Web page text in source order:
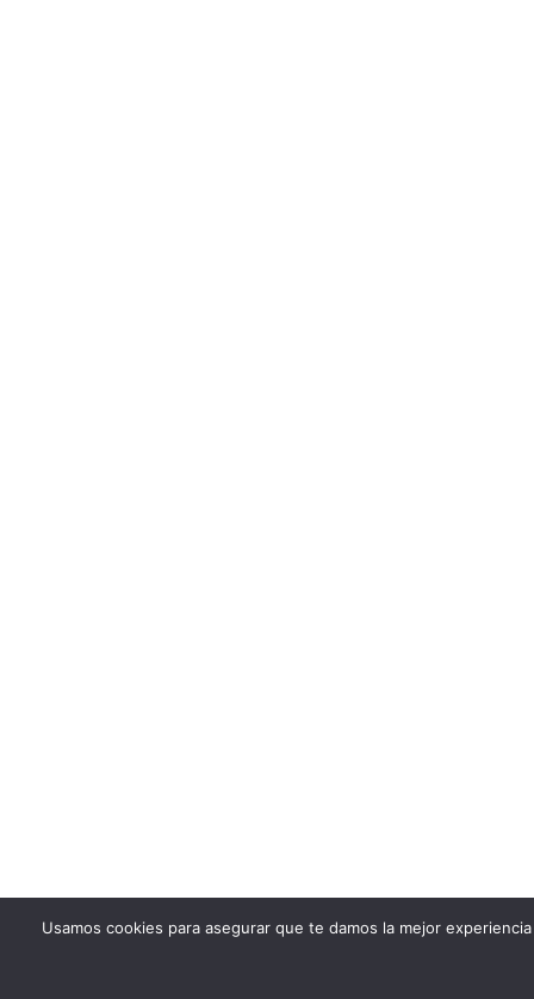
Usamos cookies para asegurar que te damos la mejor